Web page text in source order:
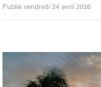
Publié vendredi 24 avril 2026